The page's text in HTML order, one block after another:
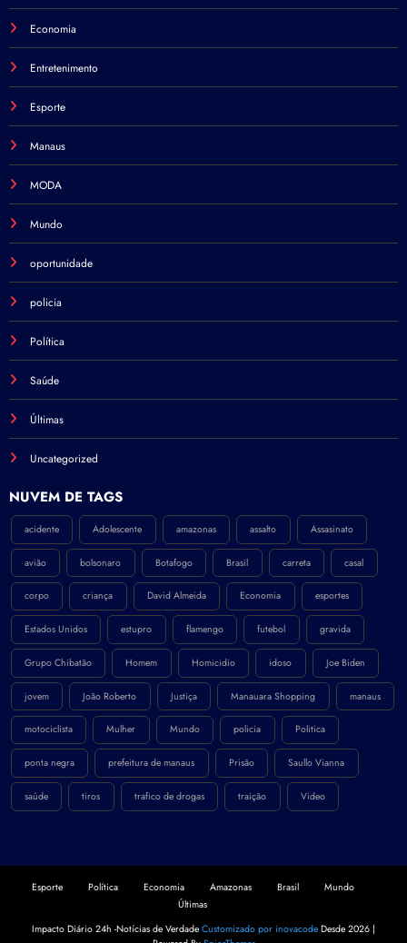
Economia
Entretenimento
Esporte
Manaus
MODA
Mundo
oportunidade
policia
Política
Saúde
Últimas
Uncategorized
NÚVEM DE TAGS
acidente Adolescente amazonas assalto Assasinato
avião bolsonaro Botafogo Brasil carreta casal
corpo criança David Almeida Economia esportes
Estados Unidos estupro flamengo futebol gravida
Grupo Chibatão Homem Homicidio idoso Joe Biden
jovem João Roberto Justiça Manauara Shopping manaus
motociclista Mulher Mundo policia Politica
ponta negra prefeitura de manaus Prisão Saullo Vianna
saúde tiros trafico de drogas traição Video
Esporte Política Economia Amazonas Brasil
Mundo
Últimas
Impacto Diário 24h -Notícias de Verdade Customizado por inovacode Desde 2026 |